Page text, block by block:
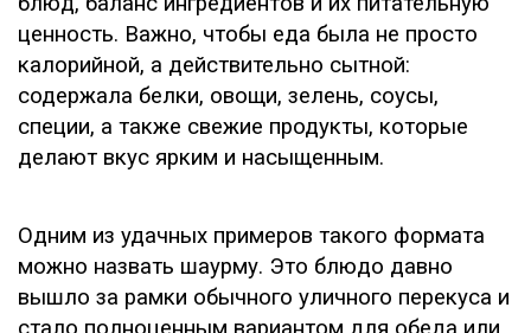
ценность. Важно, чтобы еда была не просто
калорийной, а действительно сытной:
содержала белки, овощи, зелень, соусы,
специи, а также свежие продукты, которые
делают вкус ярким и насыщенным.
Одним из удачных примеров такого формата
можно назвать шаурму. Это блюдо давно
вышло за рамки обычного уличного перекуса и